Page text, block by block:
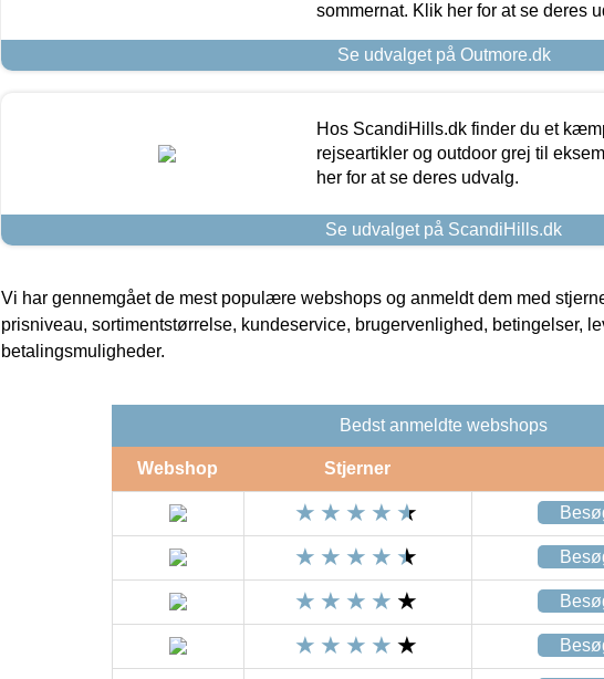
sommernat. Klik her for at se deres
Se udvalget på Outmore.dk
Hos ScandiHills.dk finder du et
rejseartikler og outdoor grej til
her for at se deres udvalg.
Se udvalget på ScandiHills.dk
Vi har gennemgået de mest populære webshops og anmeldt dem med
prisniveau, sortimentstørrelse, kundeservice, brugervenlighed, betingelser,
betalingsmuligheder.
Bedst anmeldte webshops
Webshop Stjerner